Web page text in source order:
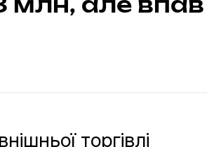
млн, але
торгівлі